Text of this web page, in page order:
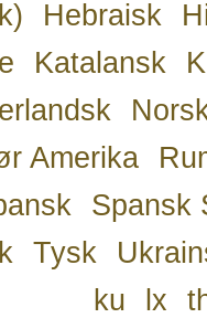
Hebraisk
Katalansk
Amerika
Spansk
Tysk
ku
lx